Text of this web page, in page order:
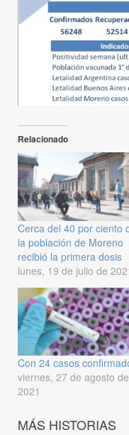
Relacionado
Cerca del 40 por ciento
la población de Moreno
recibió la primera dosis
lunes, 19 de julio de
Con 24 casos
viernes, 27 de agosto de
2021
MÁS HISTORIAS